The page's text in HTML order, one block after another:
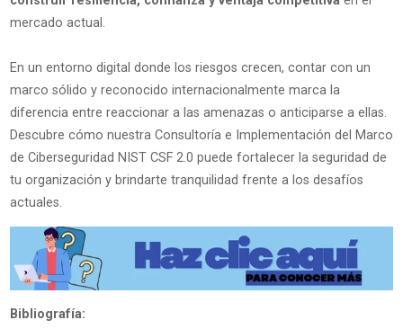
mercado actual.
En un entorno digital donde los riesgos crecen, contar con un
marco sólido y reconocido internacionalmente marca la
diferencia entre reaccionar a las amenazas o anticiparse a ellas.
Descubre cómo nuestra Consultoría e Implementación del Marco
de Ciberseguridad NIST CSF 2.0 puede fortalecer la seguridad de
tu organización y brindarte tranquilidad frente a los desafíos
actuales.
Bibliografía: